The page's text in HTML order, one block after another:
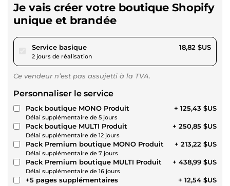
Je vais créer votre boutique Shopify
unique et brandée
Service basiquepour 17,34 $US
2 jours de réalisation
18,82 $US
Ce vendeur n’est pas assujetti à la TVA.
Personnaliser le service
Pack boutique MONO Produit
Délai supplémentaire de 5 jours
+ 125,43 $US
Pack boutique MULTI Produit
Délai supplémentaire de 12 jours
+ 250,85 $US
Pack Premium boutique MONO Produit
Délai supplémentaire de 7 jours
+ 213,22 $US
Pack Premium boutique MULTI Produit
Délai supplémentaire de 16 jours
+ 438,99 $US
+5 pages supplémentaires + 12,54 $US